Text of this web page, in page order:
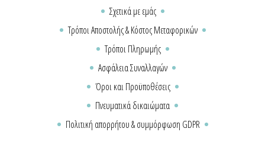
Σχετικά με εμάς
Τρόποι Αποστολής & Κόστος Μεταφορικών
Τρόποι Πληρωμής
Ασφάλεια Συναλλαγών
Όροι και Προϋποθέσεις
Πνευματικά δικαιώματα
Πολιτική απορρήτου & συμμόρφωση GDPR